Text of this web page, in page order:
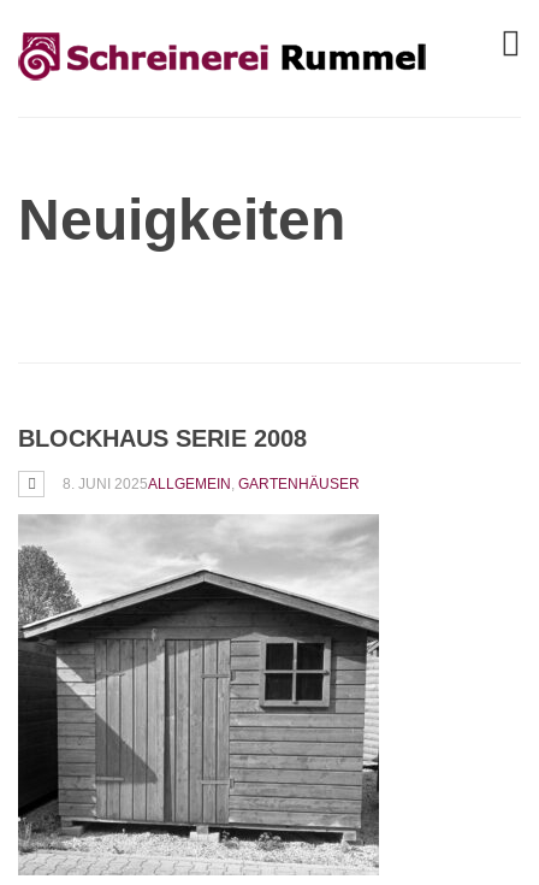
Neuigkeiten
BLOCKHAUS SERIE 2008
8. JUNI 2025ALLGEMEIN , GARTENHÄUSER